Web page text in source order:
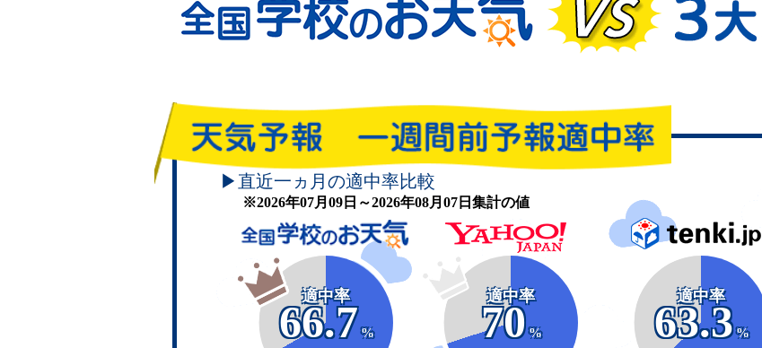
▶直近一ヵ月の適中率比較
※2026年07月09日～2026年08月07日集計の値
適中率
66.7
%
適中率
70
%
適中率
63.3
%